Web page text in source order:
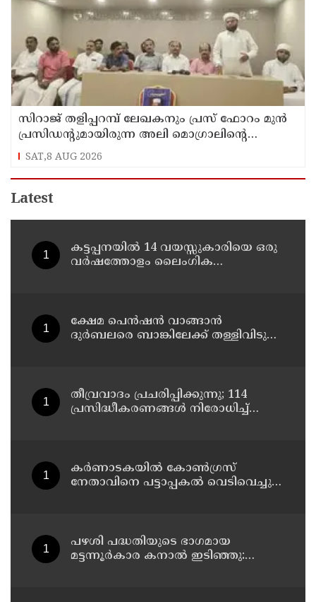
സിറാജ് തളിപ്പറമ്പ് ലേഖകനും പ്രസ് ഫോറം മുൻ
പ്രസിഡൻ്റുമായിരുന്ന അലി മൊഗ്രാലിൻ്റെ
വിയോഗത്തിൽ സർവ്വകക്ഷി അനുസ്മരണം
നടത്തി
SAT,8 AUG 2026
Latest
കട്ടപ്പനയില്‍ 14 വയസ്സുകാരിയെ ഒരു
വര്‍ഷത്തോളം ലൈംഗിക
ക്ഷേമ പെന്‍ഷന്‍ വാങ്ങാന്‍
ദുര്‍ബലരെ ബാങ്കിലേക്ക് തള്ളിവിടുന്ന
ദുരിതത്തിലാക്കണോ?
തീവ്രവാദം പ്രചരിപ്പിക്കുന്നു; 114
പ്രസിദ്ധീകരണങ്ങൾ നിരോധിച്ച്
കർണാടകയിൽ കോൺഗ്രസ്
നേതാവിനെ പട്ടാപ്പകൽ വെടിവെച്ചു
പഴശി പദ്ധതിയുടെ ഭാഗമായ
മട്ടന്നൂർകാര കനാൽ ഇടിഞ്ഞു: